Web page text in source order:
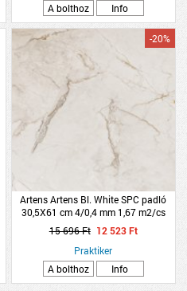
A bolthoz
Info
Artens Artens Bl. White SPC padló
30,5X61 cm 4/0,4 mm 1,67 m2/cs
K32
-20%
15 696 Ft 12 523 Ft
Praktiker
A bolthoz
Info